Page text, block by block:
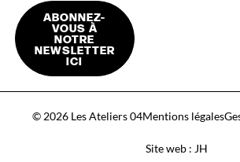
ABONNEZ-
VOUS À
NOTRE
NEWSLETTER
ICI
© 2026 Les Ateliers 04Mentions légales
Site web : JH